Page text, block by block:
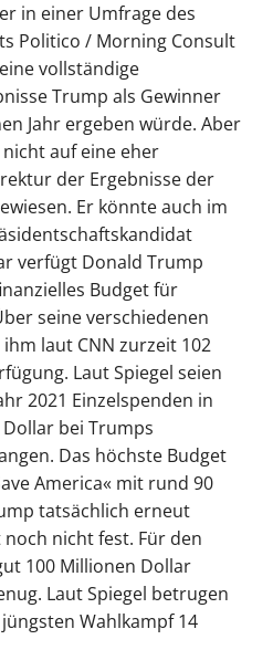
in einer Umfrage des
Politico / Morning Consult
vollständige
Trump als Gewinner
Jahr ergeben würde. Aber
auf eine eher
der Ergebnisse der
Er könnte auch im
verfügt Donald Trump
Budget für
seine verschiedenen
laut CNN zurzeit 102
Laut Spiegel seien
2021 Einzelspenden in
bei Trumps
Das höchste Budget
America« mit rund 90
tatsächlich erneut
nicht fest. Für den
100 Millionen Dollar
Laut Spiegel betrugen
Wahlkampf 14